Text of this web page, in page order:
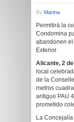
By Marina
Permitirá la
Condomina
abandonen
Exterior
Alicante, 2
local
de la
metros
antiguo PAU
prometido
La